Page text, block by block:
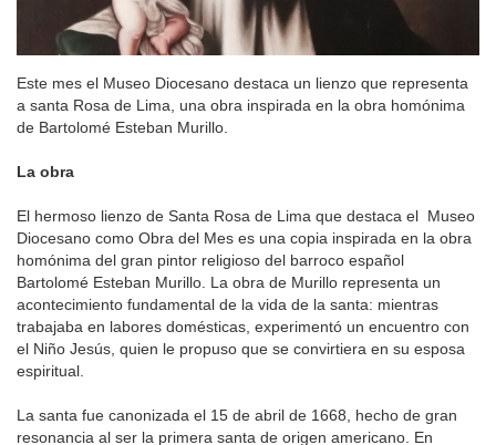
Este mes el Museo Diocesano destaca un lienzo que representa
a santa Rosa de Lima, una obra inspirada en la obra homónima
de Bartolomé Esteban Murillo.
La obra
El hermoso lienzo de Santa Rosa de Lima que destaca el Museo
Diocesano como Obra del Mes es una copia inspirada en la obra
homónima del gran pintor religioso del barroco español
Bartolomé Esteban Murillo. La obra de Murillo representa un
acontecimiento fundamental de la vida de la santa: mientras
trabajaba en labores domésticas, experimentó un encuentro con
el Niño Jesús, quien le propuso que se convirtiera en su esposa
espiritual.
La santa fue canonizada el 15 de abril de 1668, hecho de gran
resonancia al ser la primera santa de origen americano. En